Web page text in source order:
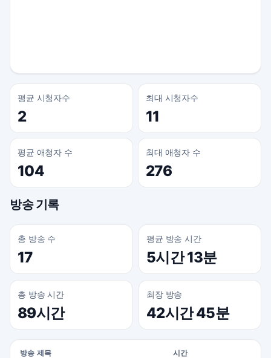
평균 시청자수
2
최대 시청자수
11
평균 애청자 수
104
최대 애청자 수
276
방송 기록
총 방송 수
17
평균 방송 시간
5시간 13분
총 방송 시간
89시간
최장 방송
42시간 45분
방송 제목 시간